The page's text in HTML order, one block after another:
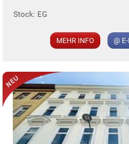
Stock: EG
MEHR INFO @